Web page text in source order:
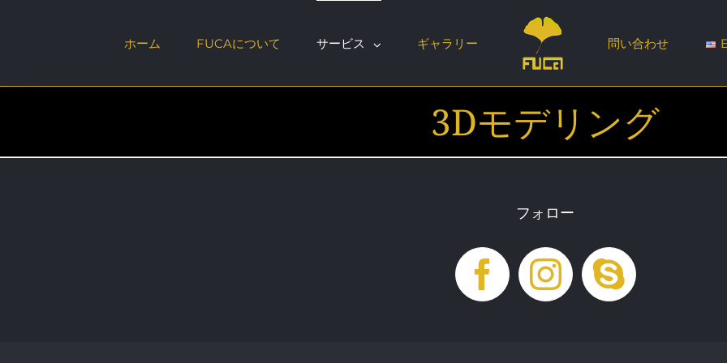
ホーム FUCAについて サービス ギャラリー 問い合わせ
3Dモデリング
フォロー